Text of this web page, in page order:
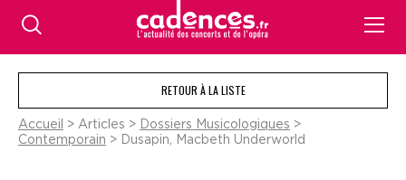
RETOUR À LA LISTE
Accueil > Articles > Dossiers Musicologiques >
Contemporain > Dusapin, Macbeth Underworld